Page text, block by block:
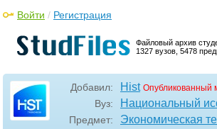
Файловый архив
1327 вузов, 5478
Войти / Регистрация
Добавил: Hist Опубликованный
Вуз: Национальный
Предмет: Экономическая